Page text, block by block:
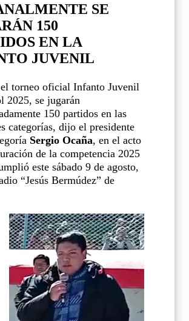
SE
150
EN LA
JUVENIL
torneo oficial Infanto Juvenil
2025, se jugarán
150 partidos en las
categorías, dijo el presidente
Sergio Ocaña, en el acto
de la competencia 2025
este sábado 9 de agosto,
“Jesús Bermúdez” de